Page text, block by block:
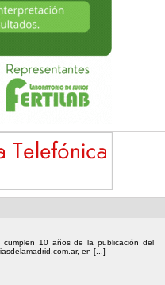
10 años de la publicación del
en [...]